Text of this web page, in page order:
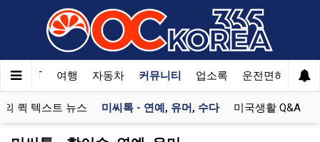
한국SAT 여행 자동차 커뮤니티 업소록 운전면허 문의
의 퀵 텍스트 뉴스 미씨톡 - 연예, 유머, 수다 미국생활 Q&A